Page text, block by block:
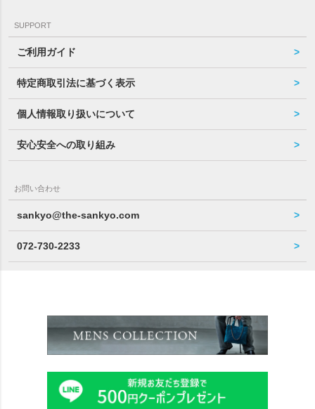
SUPPORT
ご利用ガイド
特定商取引法に基づく表示
個人情報取り扱いについて
安心安全への取り組み
お問い合わせ
sankyo@the-sankyo.com
072-730-2233